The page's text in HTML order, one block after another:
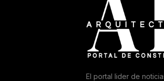
El portal lider de